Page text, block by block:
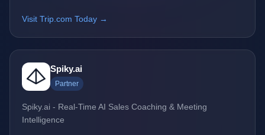
Visit Trip.com Today →
Spiky.ai
Partner
Spiky.ai - Real-Time AI Sales Coaching & Meeting
Intelligence